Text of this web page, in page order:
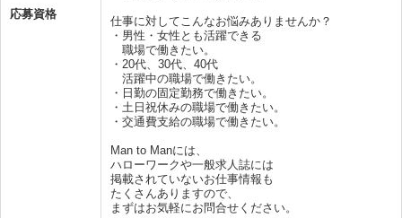
応募資格
仕事に対してこんなお悩みありませんか？
・男性・女性とも活躍できる
職場で働きたい。
・20代、30代、40代
活躍中の職場で働きたい。
・日勤の固定勤務で働きたい。
・土日祝休みの職場で働きたい。
・交通費支給の職場で働きたい。
Man to Manには、
ハローワークや一般求人誌には
掲載されていないお仕事情報も
たくさんありますので、
まずはお気軽にお問合せください。